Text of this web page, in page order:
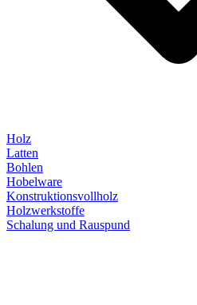
Holz
Latten
Bohlen
Hobelware
Konstruktionsvollholz
Holzwerkstoffe
Schalung und Rauspund